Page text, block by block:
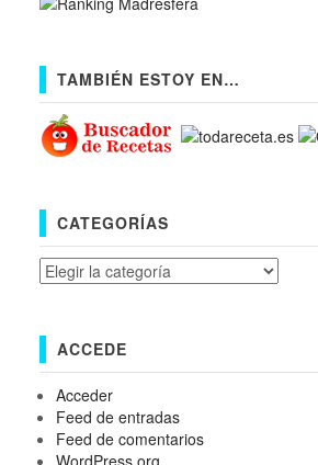
TAMBIÉN ESTOY EN…
CATEGORÍAS
Categorías
ACCEDE
Acceder
Feed de entradas
Feed de comentarios